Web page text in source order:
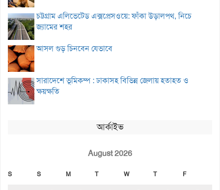
চট্টগ্রাম এলিভেটেড এক্সপ্রেসওয়ে: ফাঁকা উড়ালপথ, নিচে
জ্যামের শহর
আসল গুড় চিনবেন যেভাবে
সারাদেশে ভূমিকম্প : ঢাকাসহ বিভিন্ন জেলায় হতাহত ও
ক্ষয়ক্ষতি
আর্কাইভ
August 2026
S S M T W T F